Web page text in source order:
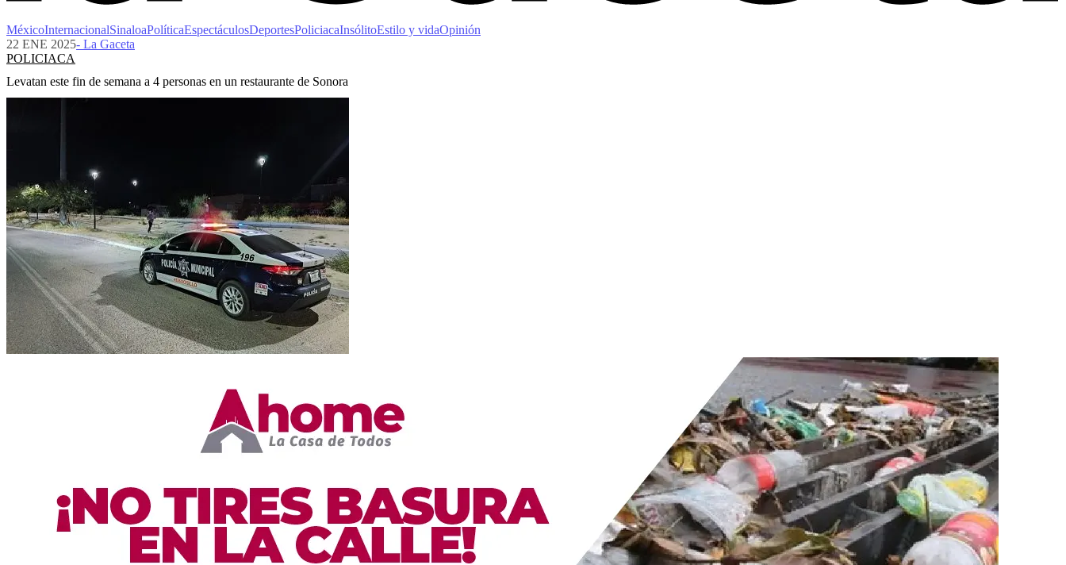
MéxicoInternacionalSinaloaPolíticaEspectáculosDeportesPoliciacaInsólitoEstilo y vidaOpinión
22 ENE 2025- La Gaceta
POLICIACA
Levatan este fin de semana a 4 personas en un restaurante de Sonora